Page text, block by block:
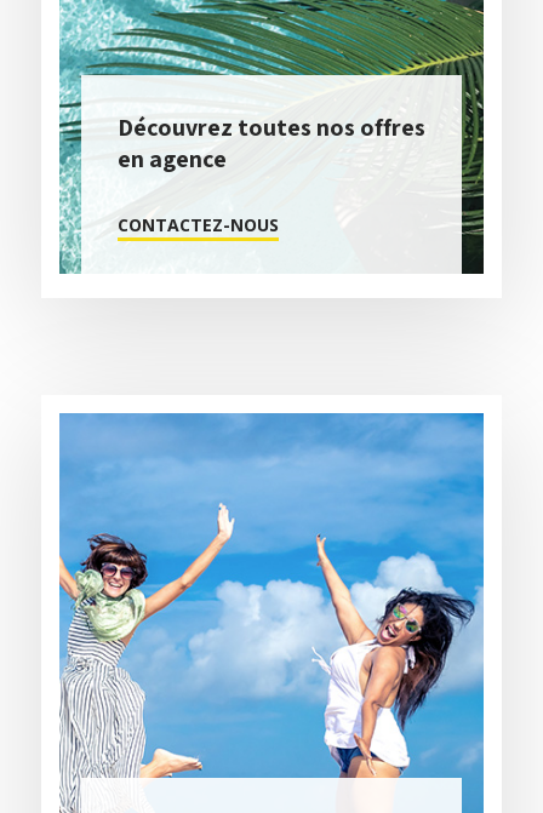
Découvrez toutes nos offres
en agence
CONTACTEZ-NOUS